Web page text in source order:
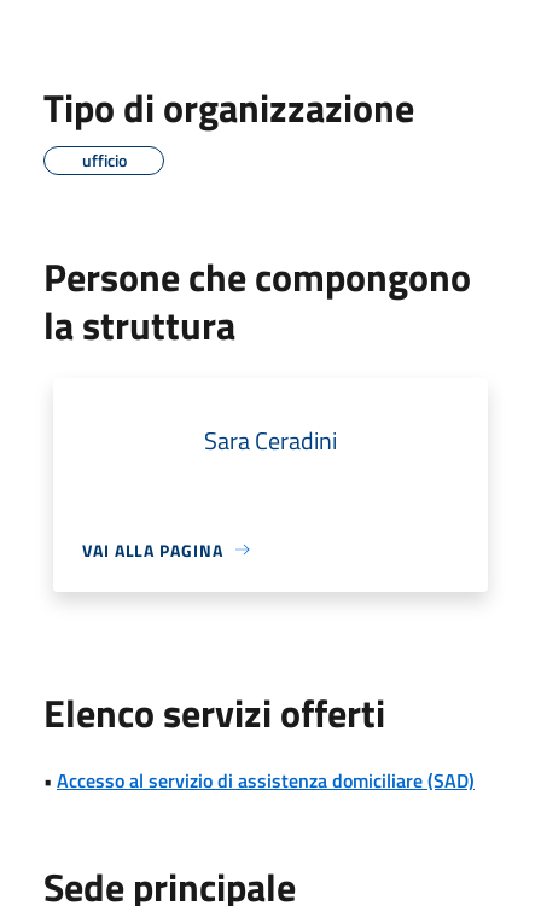
Tipo di organizzazione
ufficio
Persone che compongono
la struttura
Sara Ceradini
VAI ALLA PAGINA
Elenco servizi offerti
• Accesso al servizio di assistenza domiciliare (SAD)
Sede principale